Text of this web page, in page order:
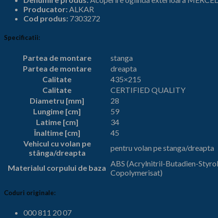
2
(2004
2016)
7303272
Producator:ALKAR
Cod produs: 7303272
Specificatii:
Partea de montare
stanga
Partea de montare
dreapta
Calitate
435×215
Calitate
CERTIFIED QUALITY
Diametru [mm]
28
Lungime [cm]
59
Latime [cm]
34
Înaltime [cm]
45
Vehicul cu volan pe
stânga/dreapta
pentru volan pe stanga/dreapta
Materialul corpului de baza ABS (Acrylnitril-Butadien-
Copolymerisat)
Coduri originale:
000 811 20 07